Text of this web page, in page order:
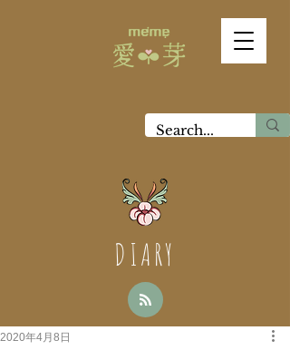
DIARY
2020年4月8日